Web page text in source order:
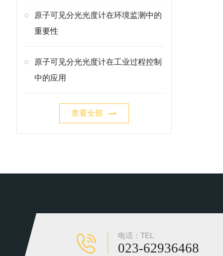
原子可见分光光度计在环境监测中的
重要性
原子可见分光光度计在工业过程控制
中的应用
查看全部
电话：TEL
023-62936468